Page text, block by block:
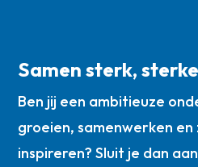
Samen sterk,
Ben jij een ambitieuze
groeien, samenwerken en
inspireren? Sluit je dan